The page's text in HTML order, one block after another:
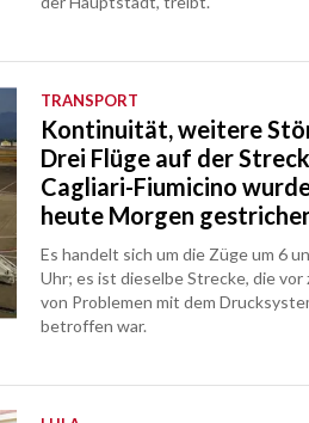
TRANSPORT
Kontinuität, weitere
Drei Flüge auf der
Cagliari-Fiumicino
heute Morgen
Es handelt sich um die Züge um 6
Uhr; es ist dieselbe Strecke, die vor
von Problemen mit dem
betroffen war.